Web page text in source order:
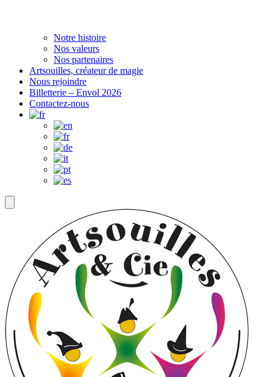
Notre histoire
Nos valeurs
Nos partenaires
Artsouilles, créateur de magie
Nous rejoindre
Billetterie – Envol 2026
Contactez-nous